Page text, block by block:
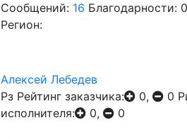
Сообщений: 16 Благодарности: 0
Регион:
Алексей Лебедев
Рз Рейтинг заказчика: 0, 0
исполнителя:
0, 0